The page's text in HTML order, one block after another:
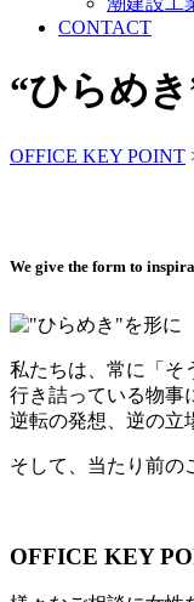
CONTACT
“ひらめ
OFFICE KEY POINT
We give the form to
私たちは、常に「そ
行き詰っている物事
逆転の発想、逆の立
そして、当たり前の
OFFICE KEY